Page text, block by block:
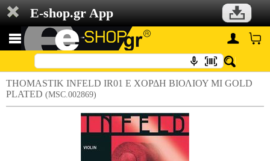
E-shop.gr App
THOMASTIK INFELD IR01 E ΧΟΡΔΗ ΒΙΟΛΙΟΥ ΜΙ GOLD
PLATED (MSC.002869)